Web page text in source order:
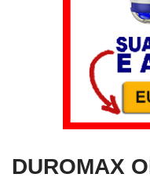
DUROMAX